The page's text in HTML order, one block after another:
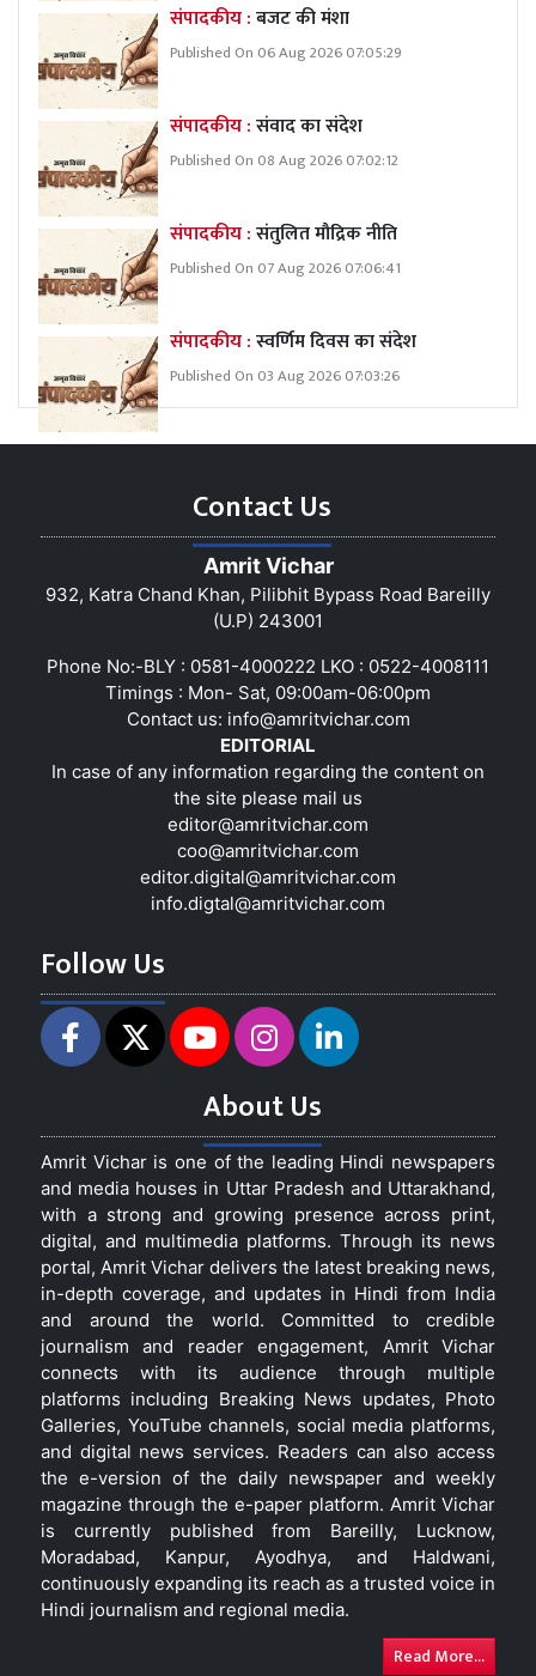
संपादकीय :बजट की मंशा
Published On 06 Aug 2026 07:05:29
संपादकीय :संवाद का संदेश
Published On 08 Aug 2026 07:02:12
संपादकीय :संतुलित मौद्रिक नीति
Published On 07 Aug 2026 07:06:41
संपादकीय :स्वर्णिम दिवस का संदेश
Published On 03 Aug 2026 07:03:26
Contact Us
Amrit Vichar
932, Katra Chand Khan, Pilibhit Bypass Road Bareilly
(U.P) 243001
Phone No:-BLY : 0581-4000222 LKO : 0522-4008111
Timings : Mon- Sat, 09:00am-06:00pm
Contact us: info@amritvichar.com
EDITORIAL
In case of any information regarding the content on
the site please mail us
editor@amritvichar.com
coo@amritvichar.com
editor.digital@amritvichar.com
info.digtal@amritvichar.com
Follow Us
About Us
Amrit Vichar is one of the leading Hindi newspapers
and media houses in Uttar Pradesh and Uttarakhand,
with a strong and growing presence across print,
digital, and multimedia platforms. Through its news
portal, Amrit Vichar delivers the latest breaking news,
in-depth coverage, and updates in Hindi from India
and around the world. Committed to credible
journalism and reader engagement, Amrit Vichar
connects with its audience through multiple
platforms including Breaking News updates, Photo
Galleries, YouTube channels, social media platforms,
and digital news services. Readers can also access
the e-version of the daily newspaper and weekly
magazine through the e-paper platform. Amrit Vichar
is currently published from Bareilly, Lucknow,
Moradabad, Kanpur, Ayodhya, and Haldwani,
continuously expanding its reach as a trusted voice in
Hindi journalism and regional media.
Read More...